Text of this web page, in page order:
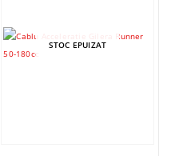
STOC EPUIZAT